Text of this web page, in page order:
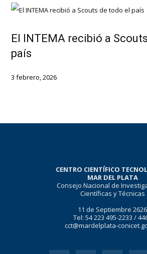
El INTEMA recibió a
país
3 febrero, 2026
CENTRO CIENTÍFICO
MAR DEL PLATA
Consejo Nacional de
Científicas y Técnicas
11 de Septiembre 2626
Tel: 54 223 495-2233 /
cct@mardelplata-